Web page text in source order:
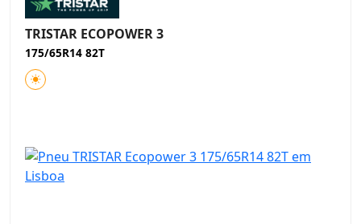
TRISTAR ECOPOWER 3
175/65R14 82T